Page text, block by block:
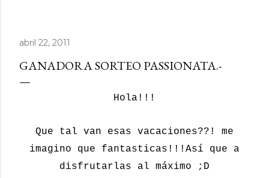
abril 22, 2011
GANADORA SORTEO PASSIONATA.-
Hola!!!
Que tal van esas vacaciones??! me
imagino que fantasticas!!!Así que a
disfrutarlas al máximo ;D